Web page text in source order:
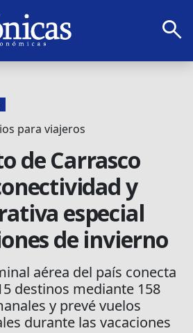
search
para viajeros
de Carrasco
y
especial
de invierno
aérea del país conecta
destinos mediante 158
y prevé vuelos
durante las vacaciones